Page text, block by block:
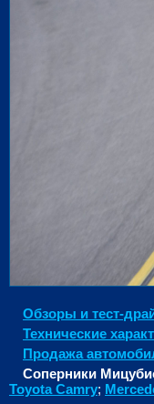
Обзоры и тест-
Технические
Продажа
Соперники
Toyota Camry;